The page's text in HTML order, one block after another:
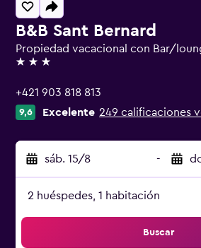
B&B Sant Bernard
Propiedad vacacional con Bar/
3 estrellas
+421 903 818 813
9,6 Excelente 249 calificaciones
sáb. 15/8 -
2 huéspedes, 1 habitación
Buscar